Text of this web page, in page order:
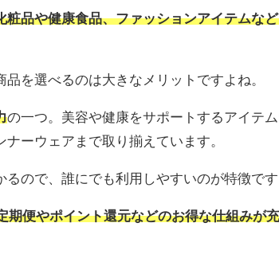
粧品や健康食品、ファッションアイテムな
を選べるのは大きなメリットですよね。
の一つ。美容や健康をサポートするアイテ
ーウェアまで取り揃えています。
ので、誰にでも利用しやすいのが特徴です
期便やポイント還元などのお得な仕組みが